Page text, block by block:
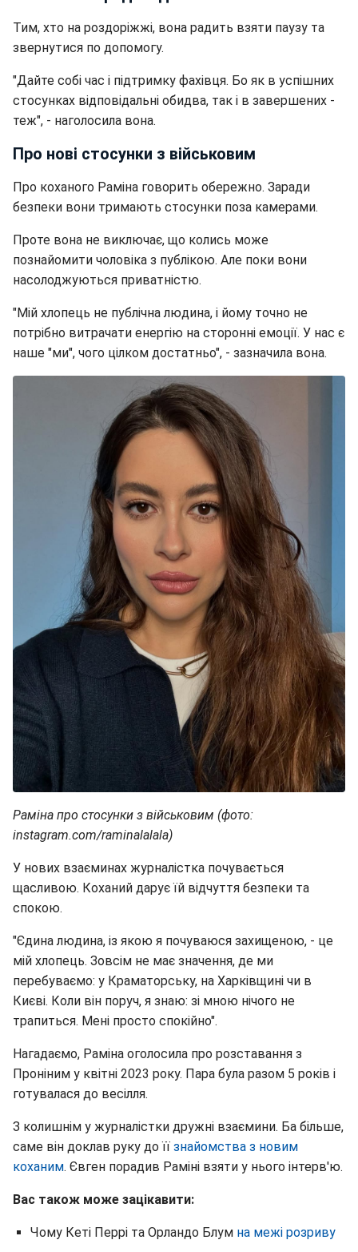
Тим, хто на роздоріжжі, вона радить взяти паузу та
звернутися по допомогу.
"Дайте собі час і підтримку фахівця. Бо як в успішних
стосунках відповідальні обидва, так і в завершених -
теж", - наголосила вона.
Про нові стосунки з військовим
Про коханого Раміна говорить обережно. Заради
безпеки вони тримають стосунки поза камерами.
Проте вона не виключає, що колись може
познайомити чоловіка з публікою. Але поки вони
насолоджуються приватністю.
"Мій хлопець не публічна людина, і йому точно не
потрібно витрачати енергію на сторонні емоції. У нас є
наше "ми", чого цілком достатньо", - зазначила вона.
Раміна про стосунки з військовим (фото:
instagram.com/raminalalala)
У нових взаєминах журналістка почувається
щасливою. Коханий дарує їй відчуття безпеки та
спокою.
"Єдина людина, із якою я почуваюся захищеною, - це
мій хлопець. Зовсім не має значення, де ми
перебуваємо: у Краматорську, на Харківщині чи в
Києві. Коли він поруч, я знаю: зі мною нічого не
трапиться. Мені просто спокійно".
Нагадаємо, Раміна оголосила про розставання з
Проніним у квітні 2023 року. Пара була разом 5 років і
готувалася до весілля.
З колишнім у журналістки дружні взаємини. Ба більше,
саме він доклав руку до її знайомства з новим
коханим. Євген порадив Раміні взяти у нього інтерв'ю.
Вас також може зацікавити:
Чому Кеті Перрі та Орландо Блум на межі розриву